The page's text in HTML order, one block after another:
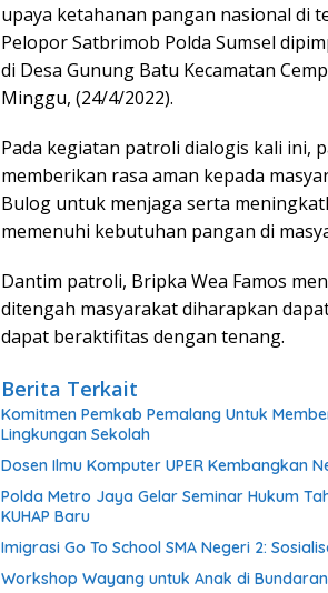
upaya ketahanan pangan nasional di
Pelopor Satbrimob Polda Sumsel
di Desa Gunung Batu Kecamatan
Minggu, (24/4/2022).
Pada kegiatan patroli dialogis kali ini,
memberikan rasa aman kepada
Bulog untuk menjaga serta
memenuhi kebutuhan pangan di
Dantim patroli, Bripka Wea Famos
ditengah masyarakat diharapkan
dapat beraktifitas dengan tenang.
Berita Terkait
Komitmen Pemkab Pemalang Untuk
Lingkungan Sekolah
Dosen Ilmu Komputer UPER Kembangkan
Polda Metro Jaya Gelar Seminar Hukum
KUHAP Baru
Imigrasi Go To School SMA Negeri 2:
Workshop Wayang untuk Anak di